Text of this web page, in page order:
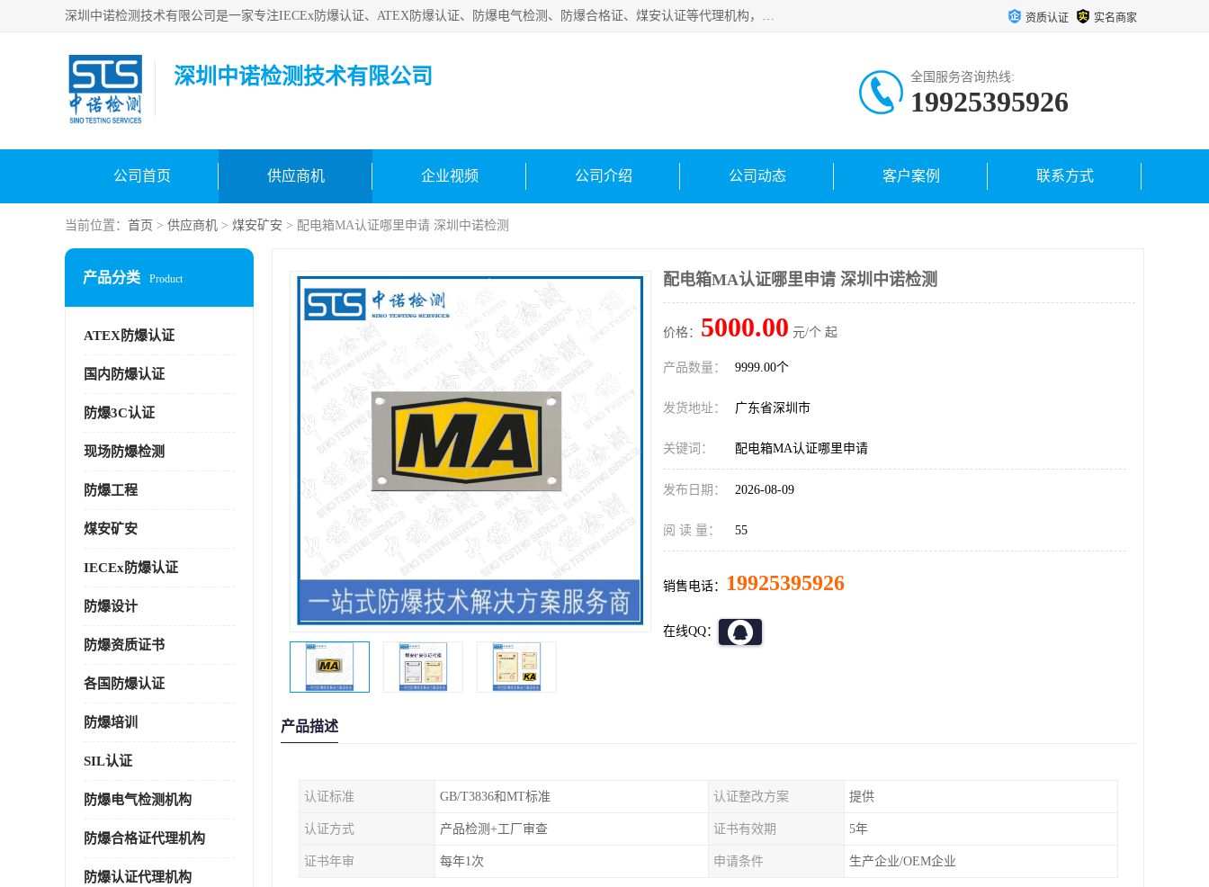
深圳中诺检测技术有限公司是一家专注IECEx防爆认证、ATEX防爆认证、防爆电气检测、防爆合格证、煤安认证等代理机构，可为客户提供从防爆设计、认证、现场检查、工程施工改造、培训等一站式服务。 资质认证 实名商家
深圳中诺检测技术有限公司 全国服务咨询热线:
19925395926
公司首页 供应商机 企业视频 公司介绍 公司动态 客户案例 联系方式
当前位置： 首页 > 供应商机 > 煤安矿安 > 配电箱MA认证哪里申请 深圳中诺检测
产品分类 Product
ATEX防爆认证
国内防爆认证
防爆3C认证
现场防爆检测
防爆工程
煤安矿安
IECEx防爆认证
防爆设计
防爆资质证书
各国防爆认证
防爆培训
SIL认证
防爆电气检测机构
防爆合格证代理机构
防爆认证代理机构
配电箱MA认证哪里申请 深圳中诺检测
价格： 5000.00 元/个 起
产品数量： 9999.00个
发货地址： 广东省深圳市
关键词： 配电箱MA认证哪里申请
发布日期： 2026-08-09
阅 读 量： 55
销售电话： 19925395926
在线QQ：
产品描述
认证标准 GB/T3836和MT标准 认证整改方案 提供
认证方式 产品检测+工厂审查 证书有效期 5年
证书年审 每年1次 申请条件 生产企业/OEM企业